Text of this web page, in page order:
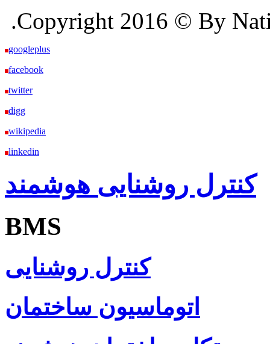
.Copyright 2016 © By
googleplus
facebook
twitter
digg
wikipedia
linkedin
کنترل روشنایی هوشمند
BMS
کنترل روشنایی
اتوماسیون ساختمان